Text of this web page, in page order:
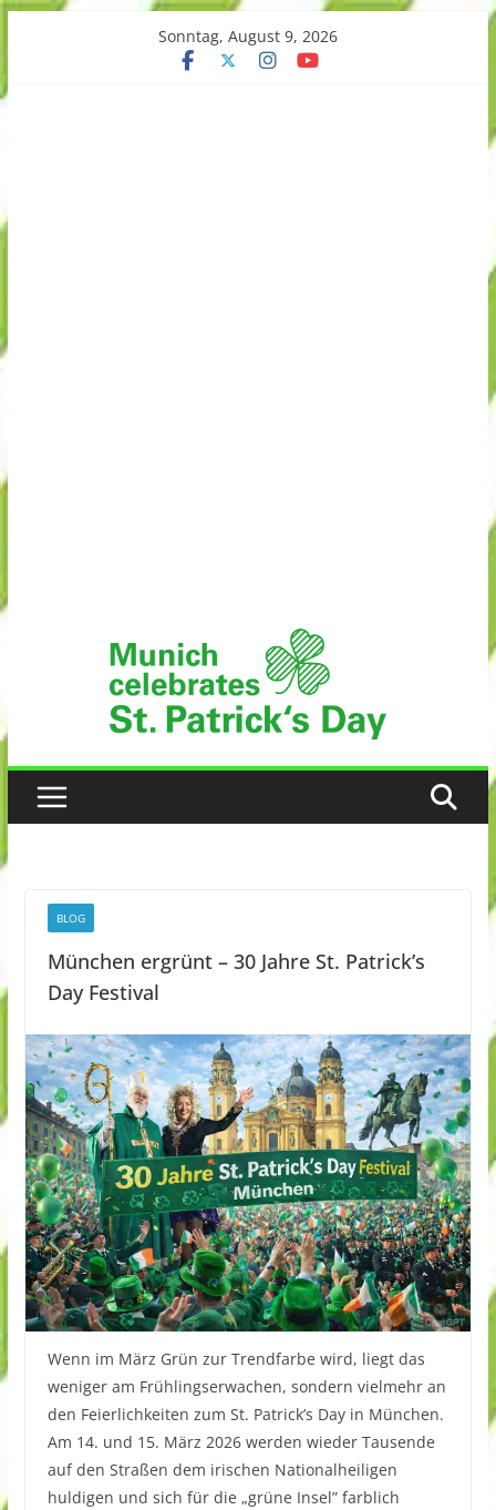
content
Sonntag, August 9, 2026
BLOG
München ergrünt – 30 Jahre St. Patrick’s
Day Festival
Wenn im März Grün zur Trendfarbe wird, liegt das
weniger am Frühlingserwachen, sondern vielmehr an
den Feierlichkeiten zum St. Patrick’s Day in München.
Am 14. und 15. März 2026 werden wieder Tausende
auf den Straßen dem irischen Nationalheiligen
huldigen und sich für die „grüne Insel” farblich